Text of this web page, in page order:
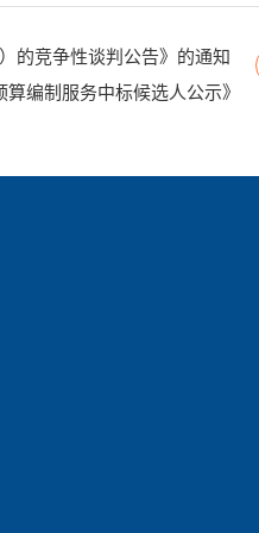
的竞争性谈判公告》的通知
编制服务中标候选人公示》